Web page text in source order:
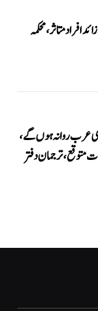
وباء، 3 ہزار سے زائد افراد متاثر، محکمہ
عرب روانہ ہوں گے،
متوقع، ترجمان دفتر